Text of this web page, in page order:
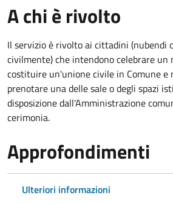
A chi è rivolto
Il servizio è rivolto ai cittadini (nubendi
civilmente) che intendono celebrare
costituire un'unione civile in Comune e
prenotare una delle sale o degli spazi
disposizione dall'Amministrazione
cerimonia.
Approfondimenti
Ulteriori informazioni